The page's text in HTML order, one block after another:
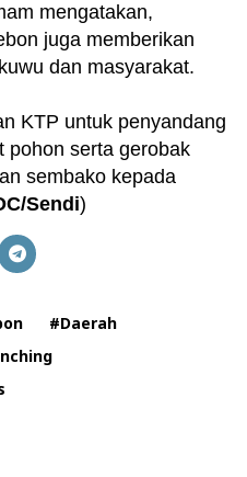
mengatakan,
juga memberikan
dan masyarakat.
KTP untuk penyandang
pohon serta gerobak
sembako kepada
Sendi)
#Daerah